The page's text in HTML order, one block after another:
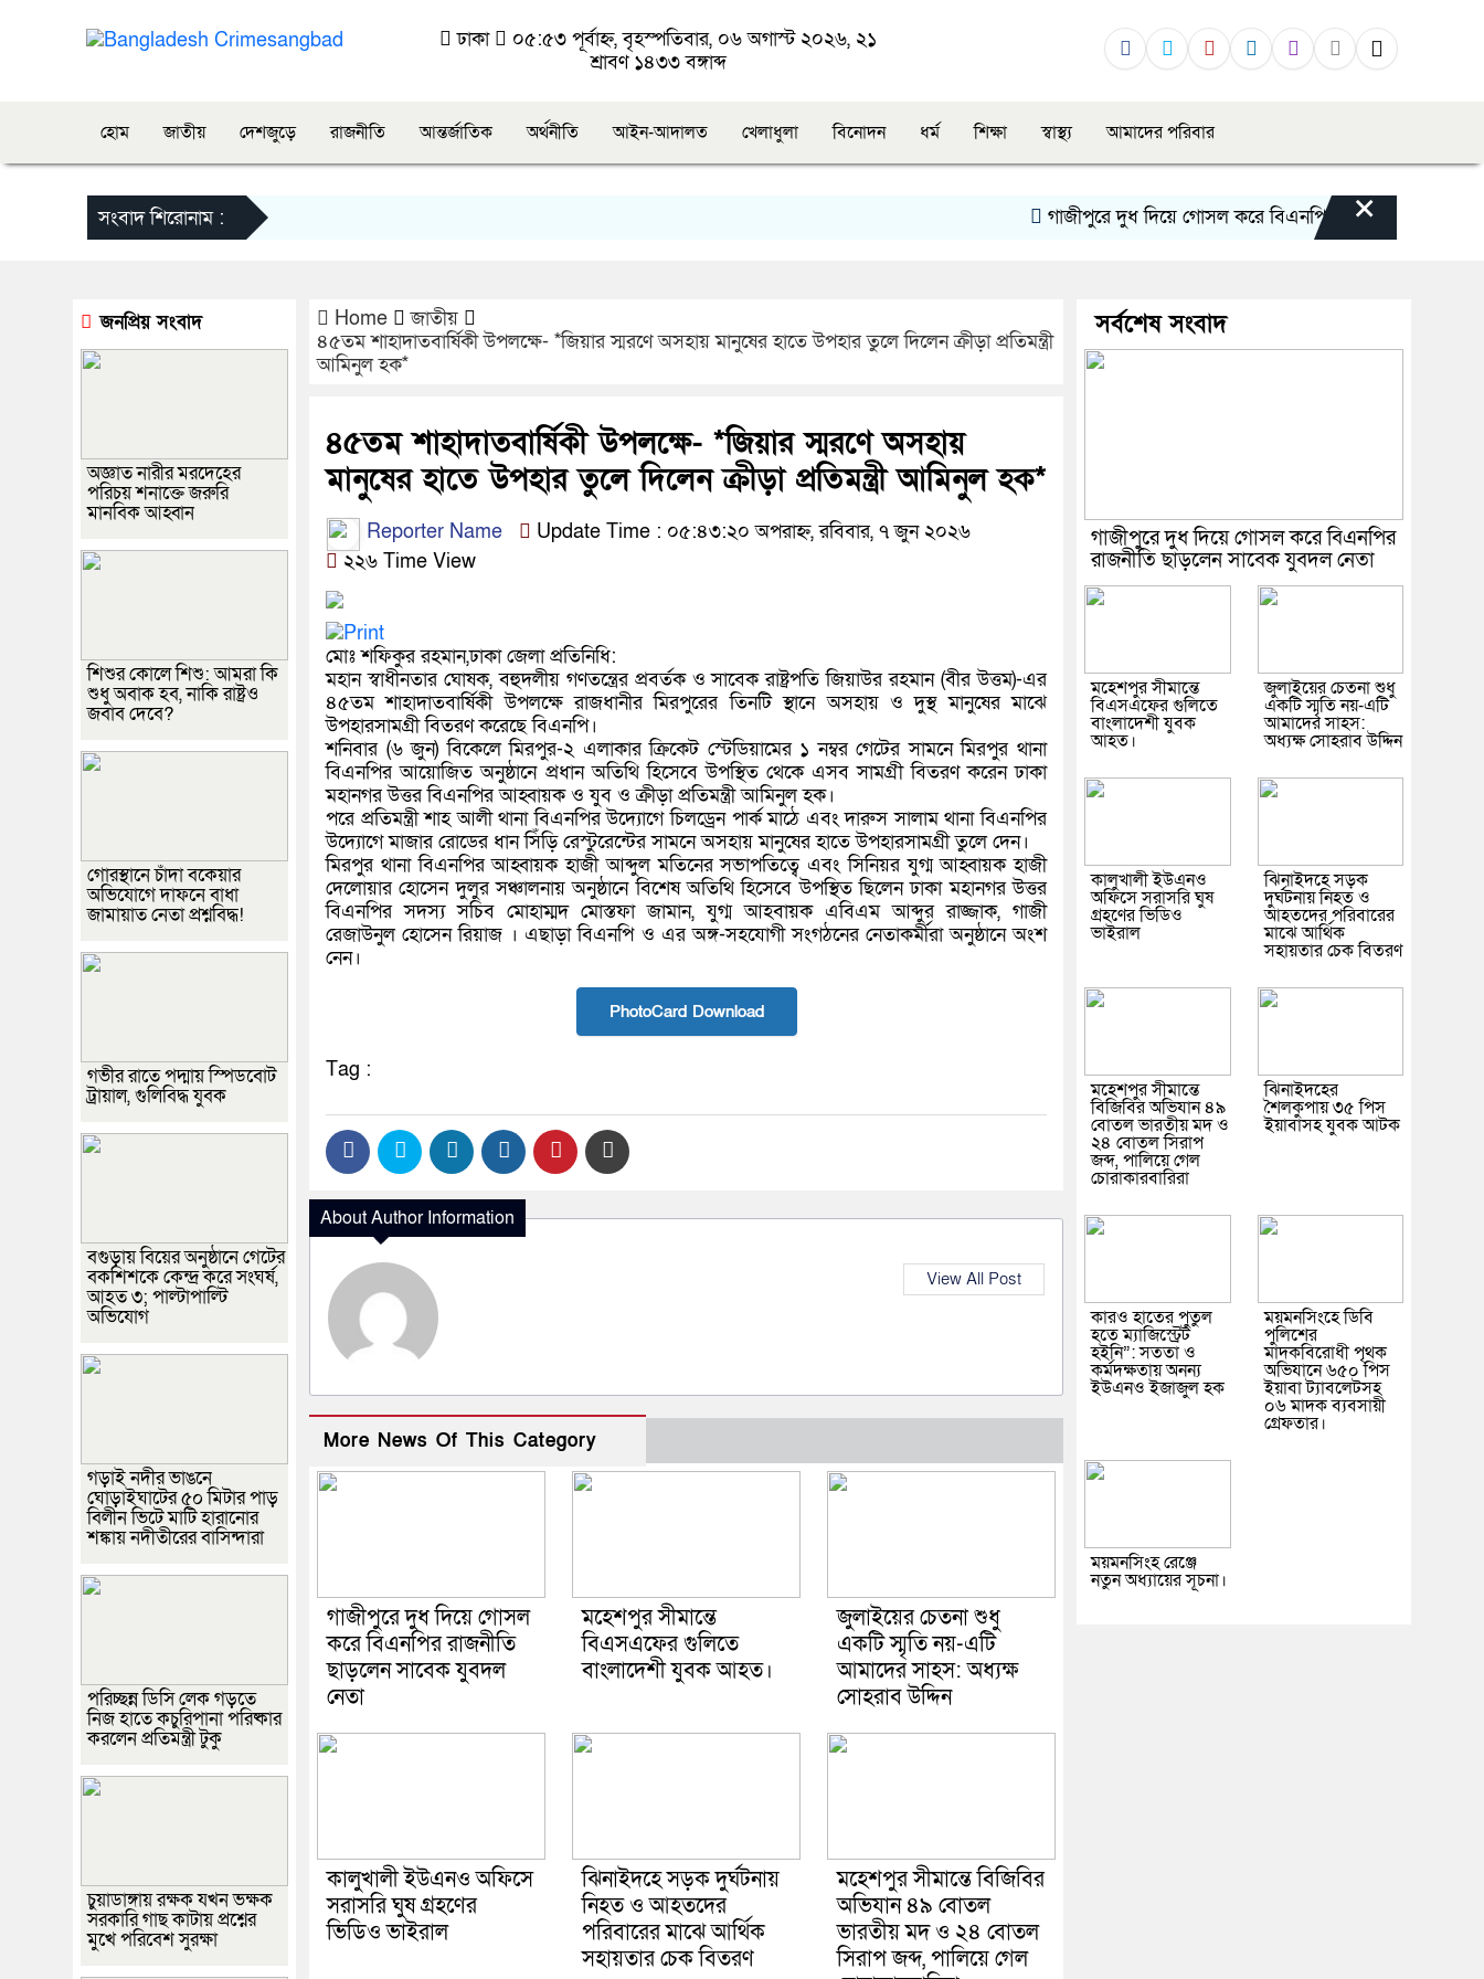
ঢাকা
০৫:৫৩ পূর্বাহ্ন, বৃহস্পতিবার, ০৬ অগাস্ট ২০২৬, ২১
শ্রাবণ ১৪৩৩ বঙ্গাব্দ
হোম জাতীয় দেশজুড়ে রাজনীতি আন্তর্জাতিক অর্থনীতি আইন-আদালত খেলাধুলা বিনোদন ধর্ম শিক্ষা স্বাস্থ্য আমাদের পরিবার
সংবাদ শিরোনাম : গাজীপুরে দুধ দিয়ে গোসল করে বিএনপির রাজনীতি ছাড়লেন
×
Home
জাতীয়
৪৫তম শাহাদাতবার্ষিকী উপলক্ষে- *জিয়ার স্মরণে অসহায় মানুষের হাতে উপহার তুলে দিলেন ক্রীড়া প্রতিমন্ত্রী
আমিনুল হক*
৪৫তম শাহাদাতবার্ষিকী উপলক্ষে- *জিয়ার স্মরণে অসহায়
মানুষের হাতে উপহার তুলে দিলেন ক্রীড়া প্রতিমন্ত্রী আমিনুল হক*
Reporter Name
Update Time : ০৫:৪৩:২০ অপরাহ্ন, রবিবার, ৭ জুন ২০২৬
২২৬ Time View
মোঃ শফিকুর রহমান,ঢাকা জেলা প্রতিনিধি:
মহান স্বাধীনতার ঘোষক, বহুদলীয় গণতন্ত্রের প্রবর্তক ও সাবেক রাষ্ট্রপতি জিয়াউর রহমান (বীর উত্তম)-এর
৪৫তম শাহাদাতবার্ষিকী উপলক্ষে রাজধানীর মিরপুরের তিনটি স্থানে অসহায় ও দুস্থ মানুষের মাঝে
উপহারসামগ্রী বিতরণ করেছে বিএনপি।
শনিবার (৬ জুন) বিকেলে মিরপুর-২ এলাকার ক্রিকেট স্টেডিয়ামের ১ নম্বর গেটের সামনে মিরপুর থানা
বিএনপির আয়োজিত অনুষ্ঠানে প্রধান অতিথি হিসেবে উপস্থিত থেকে এসব সামগ্রী বিতরণ করেন ঢাকা
মহানগর উত্তর বিএনপির আহ্বায়ক ও যুব ও ক্রীড়া প্রতিমন্ত্রী আমিনুল হক।
পরে প্রতিমন্ত্রী শাহ আলী থানা বিএনপির উদ্যোগে চিলড্রেন পার্ক মাঠে এবং দারুস সালাম থানা বিএনপির
উদ্যোগে মাজার রোডের ধান সিঁড়ি রেস্টুরেন্টের সামনে অসহায় মানুষের হাতে উপহারসামগ্রী তুলে দেন।
মিরপুর থানা বিএনপির আহ্বায়ক হাজী আব্দুল মতিনের সভাপতিত্বে এবং সিনিয়র যুগ্ম আহ্বায়ক হাজী
দেলোয়ার হোসেন দুলুর সঞ্চালনায় অনুষ্ঠানে বিশেষ অতিথি হিসেবে উপস্থিত ছিলেন ঢাকা মহানগর উত্তর
বিএনপির সদস্য সচিব মোহাম্মদ মোস্তফা জামান, যুগ্ম আহবায়ক এবিএম আব্দুর রাজ্জাক, গাজী
রেজাউনুল হোসেন রিয়াজ । এছাড়া বিএনপি ও এর অঙ্গ-সহযোগী সংগঠনের নেতাকর্মীরা অনুষ্ঠানে অংশ
নেন।
PhotoCard Download
Tag :
About Author Information
View All Post
More News Of This Category
গাজীপুরে দুধ দিয়ে গোসল
করে বিএনপির রাজনীতি
ছাড়লেন সাবেক যুবদল
নেতা
মহেশপুর সীমান্তে
বিএসএফের গুলিতে
বাংলাদেশী যুবক আহত।
জুলাইয়ের চেতনা শুধু
একটি স্মৃতি নয়-এটি
আমাদের সাহস: অধ্যক্ষ
সোহরাব উদ্দিন
কালুখালী ইউএনও অফিসে
সরাসরি ঘুষ গ্রহণের
ভিডিও ভাইরাল
ঝিনাইদহে সড়ক দুর্ঘটনায়
নিহত ও আহতদের
পরিবারের মাঝে আর্থিক
সহায়তার চেক বিতরণ
মহেশপুর সীমান্তে বিজিবির
অভিযান ৪৯ বোতল
ভারতীয় মদ ও ২৪ বোতল
সিরাপ জব্দ, পালিয়ে গেল
জনপ্রিয় সংবাদ
অজ্ঞাত নারীর মরদেহের
পরিচয় শনাক্তে জরুরি
মানবিক আহ্বান
শিশুর কোলে শিশু: আমরা কি
শুধু অবাক হব, নাকি রাষ্ট্রও
জবাব দেবে?
গোরস্থানে চাঁদা বকেয়ার
অভিযোগে দাফনে বাধা
জামায়াত নেতা প্রশ্নবিদ্ধ!
গভীর রাতে পদ্মায় স্পিডবোট
ট্রায়াল, গুলিবিদ্ধ যুবক
বগুড়ায় বিয়ের অনুষ্ঠানে গেটের
বকশিশকে কেন্দ্র করে সংঘর্ষ,
আহত ৩; পাল্টাপাল্টি
অভিযোগ
গড়াই নদীর ভাঙনে
ঘোড়াইঘাটের ৫০ মিটার পাড়
বিলীন ভিটে মাটি হারানোর
শঙ্কায় নদীতীরের বাসিন্দারা
পরিচ্ছন্ন ডিসি লেক গড়তে
নিজ হাতে কচুরিপানা পরিষ্কার
করলেন প্রতিমন্ত্রী টুকু
চুয়াডাঙ্গায় রক্ষক যখন ভক্ষক
সরকারি গাছ কাটায় প্রশ্নের
মুখে পরিবেশ সুরক্ষা
সর্বশেষ সংবাদ
গাজীপুরে দুধ দিয়ে গোসল করে বিএনপির
রাজনীতি ছাড়লেন সাবেক যুবদল নেতা
মহেশপুর সীমান্তে
বিএসএফের গুলিতে
বাংলাদেশী যুবক
আহত।
জুলাইয়ের চেতনা শুধু
একটি স্মৃতি নয়-এটি
আমাদের সাহস:
অধ্যক্ষ সোহরাব উদ্দিন
কালুখালী ইউএনও
অফিসে সরাসরি ঘুষ
গ্রহণের ভিডিও
ভাইরাল
ঝিনাইদহে সড়ক
দুর্ঘটনায় নিহত ও
আহতদের পরিবারের
মাঝে আর্থিক
সহায়তার চেক বিতরণ
মহেশপুর সীমান্তে
বিজিবির অভিযান ৪৯
বোতল ভারতীয় মদ ও
২৪ বোতল সিরাপ
জব্দ, পালিয়ে গেল
চোরাকারবারিরা
ঝিনাইদহের
শৈলকুপায় ৩৫ পিস
ইয়াবাসহ যুবক আটক
কারও হাতের পুতুল
হতে ম্যাজিস্ট্রেট
হইনি”: সততা ও
কর্মদক্ষতায় অনন্য
ইউএনও ইজাজুল হক
ময়মনসিংহে ডিবি
পুলিশের
মাদকবিরোধী পৃথক
অভিযানে ৬৫০ পিস
ইয়াবা ট্যাবলেটসহ
০৬ মাদক ব্যবসায়ী
গ্রেফতার।
ময়মনসিংহ রেঞ্জে
নতুন অধ্যায়ের সূচনা।